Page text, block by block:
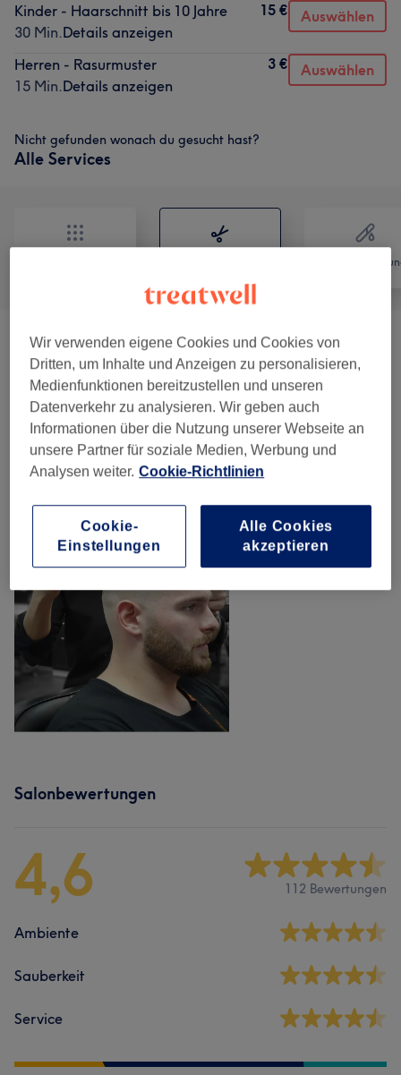
Kinder - Haarschnitt bis 10 Jahre
30 Min.Details anzeigen
15 € Auswählen
Herren - Rasurmuster
15 Min.Details anzeigen
3 € Auswählen
Nicht gefunden wonach du gesucht hast?
Alle Services
Herren - Haarschnitte & Stylings (4) ab 15 €
Kinder - Haarschnitte & Stylings (2) ab 3 €
Unsere Arbeit
Bild anklicken für weitere Details
Salonbewertungen
4,6 112 Bewertungen
Ambiente
Sauberkeit
Service
Wir verwenden eigene Cookies und Cookies von
Dritten, um Inhalte und Anzeigen zu personalisieren,
Medienfunktionen bereitzustellen und unseren
Datenverkehr zu analysieren. Wir geben auch
Informationen über die Nutzung unserer Webseite an
unsere Partner für soziale Medien, Werbung und
Analysen weiter. Cookie-Richtlinien
Cookie-
Einstellungen
Alle Cookies
akzeptieren